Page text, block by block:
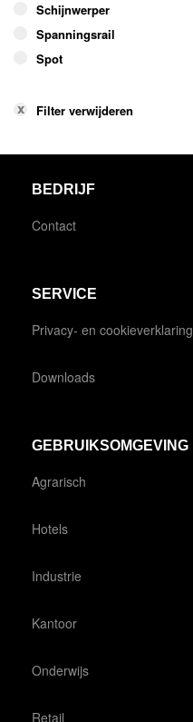
Schijnwerper
Spanningsrail
Spot
Filter verwijderen
BEDRIJF
Contact
SERVICE
Privacy- en cookieverklaring
Downloads
GEBRUIKSOMGEVING
Agrarisch
Hotels
Industrie
Kantoor
Onderwijs
Retail